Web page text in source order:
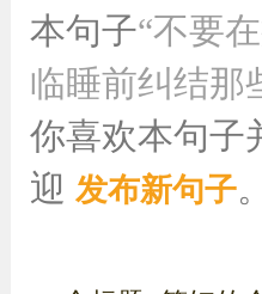
本句子“不要
临睡前纠结那
你喜欢本句子
迎 发布新句子。